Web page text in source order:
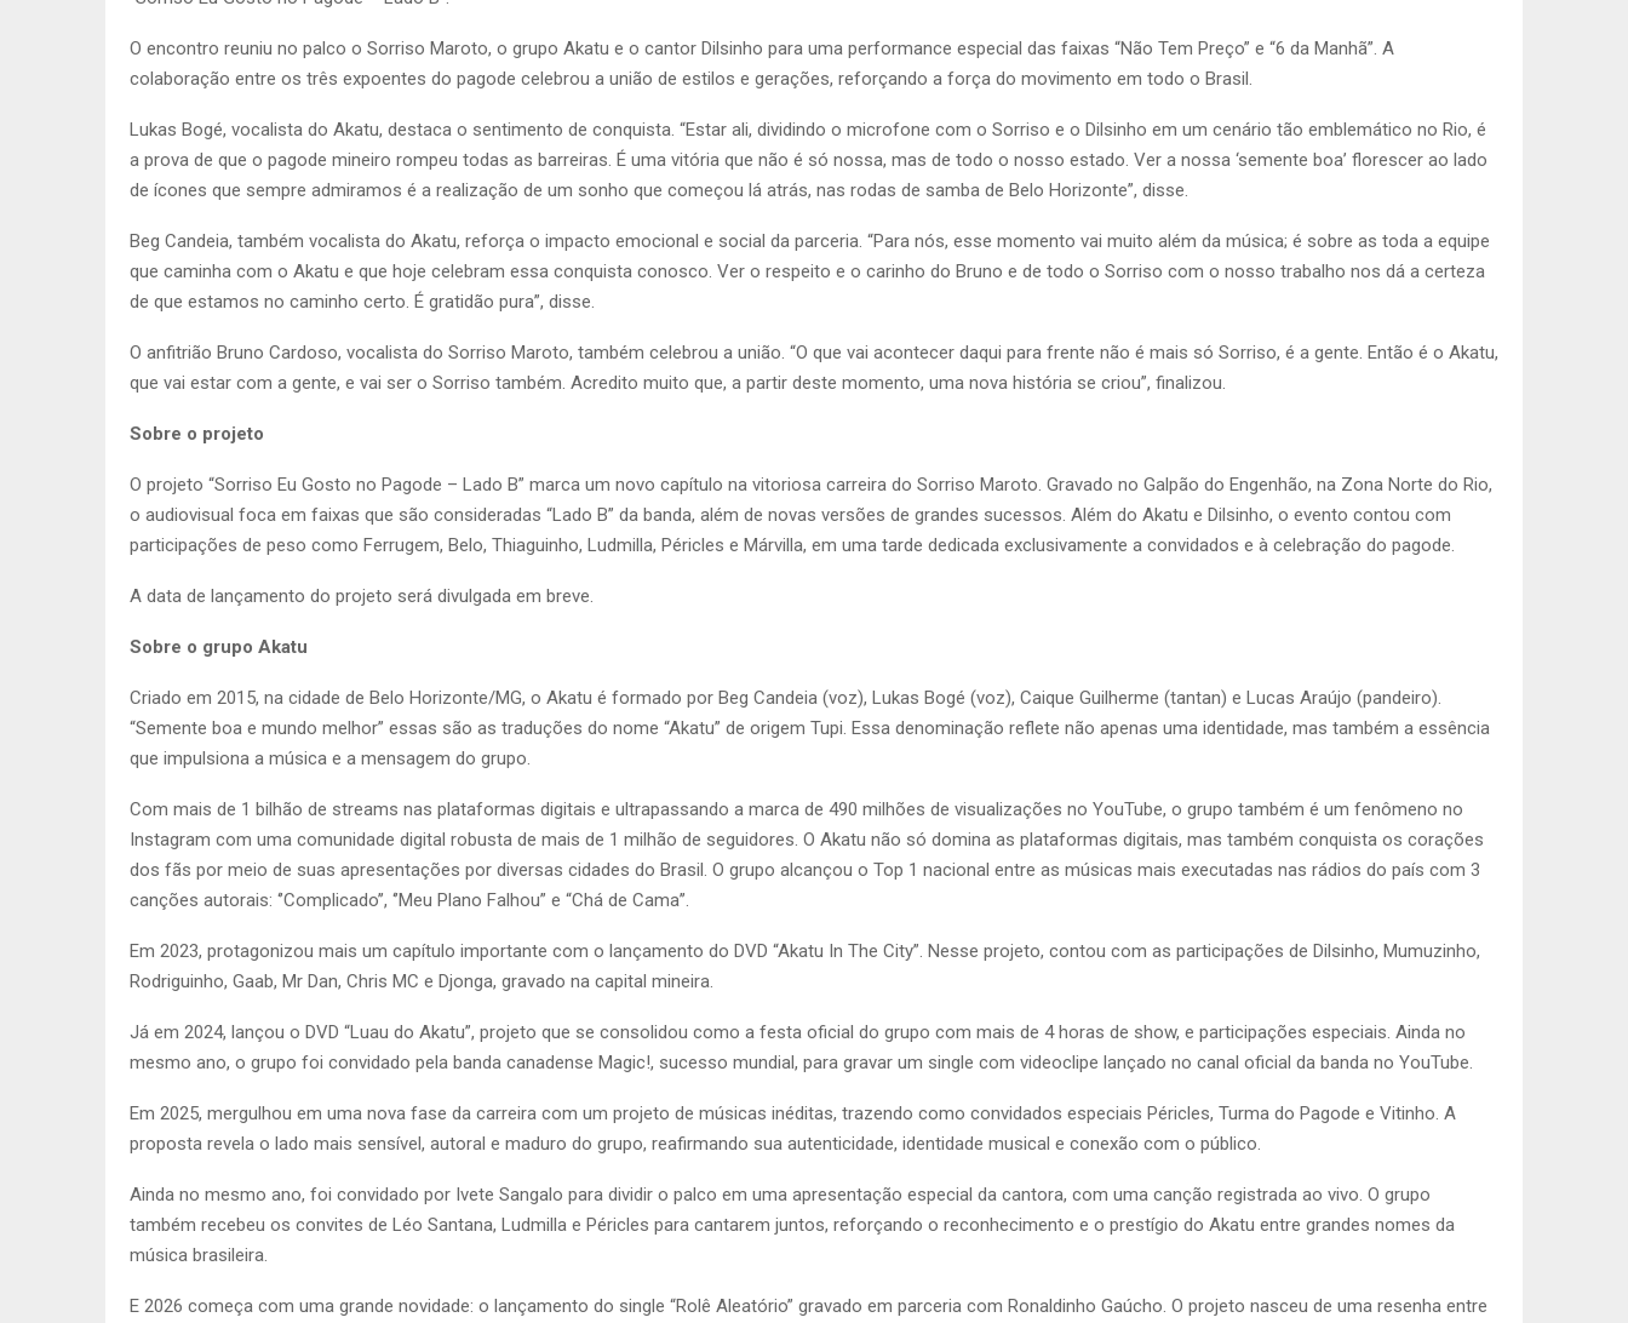
O encontro reuniu no palco o Sorriso Maroto, o grupo Akatu e o cantor Dilsinho para uma performance especial das faixas “Não Tem Preço” e “6 da Manhã”. A
colaboração entre os três expoentes do pagode celebrou a união de estilos e gerações, reforçando a força do movimento em todo o Brasil.
Lukas Bogé, vocalista do Akatu, destaca o sentimento de conquista. “Estar ali, dividindo o microfone com o Sorriso e o Dilsinho em um cenário tão emblemático no Rio, é
a prova de que o pagode mineiro rompeu todas as barreiras. É uma vitória que não é só nossa, mas de todo o nosso estado. Ver a nossa ‘semente boa’ florescer ao lado
de ícones que sempre admiramos é a realização de um sonho que começou lá atrás, nas rodas de samba de Belo Horizonte”, disse.
Beg Candeia, também vocalista do Akatu, reforça o impacto emocional e social da parceria. “Para nós, esse momento vai muito além da música; é sobre as toda a equipe
que caminha com o Akatu e que hoje celebram essa conquista conosco. Ver o respeito e o carinho do Bruno e de todo o Sorriso com o nosso trabalho nos dá a certeza
de que estamos no caminho certo. É gratidão pura”, disse.
O anfitrião Bruno Cardoso, vocalista do Sorriso Maroto, também celebrou a união. “O que vai acontecer daqui para frente não é mais só Sorriso, é a gente. Então é o Akatu,
que vai estar com a gente, e vai ser o Sorriso também. Acredito muito que, a partir deste momento, uma nova história se criou”, finalizou.
Sobre o projeto
O projeto “Sorriso Eu Gosto no Pagode – Lado B” marca um novo capítulo na vitoriosa carreira do Sorriso Maroto. Gravado no Galpão do Engenhão, na Zona Norte do Rio,
o audiovisual foca em faixas que são consideradas “Lado B” da banda, além de novas versões de grandes sucessos. Além do Akatu e Dilsinho, o evento contou com
participações de peso como Ferrugem, Belo, Thiaguinho, Ludmilla, Péricles e Márvilla, em uma tarde dedicada exclusivamente a convidados e à celebração do pagode.
A data de lançamento do projeto será divulgada em breve.
Sobre o grupo Akatu
Criado em 2015, na cidade de Belo Horizonte/MG, o Akatu é formado por Beg Candeia (voz), Lukas Bogé (voz), Caique Guilherme (tantan) e Lucas Araújo (pandeiro).
“Semente boa e mundo melhor” essas são as traduções do nome “Akatu” de origem Tupi. Essa denominação reflete não apenas uma identidade, mas também a essência
que impulsiona a música e a mensagem do grupo.
Com mais de 1 bilhão de streams nas plataformas digitais e ultrapassando a marca de 490 milhões de visualizações no YouTube, o grupo também é um fenômeno no
Instagram com uma comunidade digital robusta de mais de 1 milhão de seguidores. O Akatu não só domina as plataformas digitais, mas também conquista os corações
dos fãs por meio de suas apresentações por diversas cidades do Brasil. O grupo alcançou o Top 1 nacional entre as músicas mais executadas nas rádios do país com 3
canções autorais: ‘’Complicado’’, ‘’Meu Plano Falhou” e “Chá de Cama’’.
Em 2023, protagonizou mais um capítulo importante com o lançamento do DVD “Akatu In The City”. Nesse projeto, contou com as participações de Dilsinho, Mumuzinho,
Rodriguinho, Gaab, Mr Dan, Chris MC e Djonga, gravado na capital mineira.
Já em 2024, lançou o DVD “Luau do Akatu”, projeto que se consolidou como a festa oficial do grupo com mais de 4 horas de show, e participações especiais. Ainda no
mesmo ano, o grupo foi convidado pela banda canadense Magic!, sucesso mundial, para gravar um single com videoclipe lançado no canal oficial da banda no YouTube.
Em 2025, mergulhou em uma nova fase da carreira com um projeto de músicas inéditas, trazendo como convidados especiais Péricles, Turma do Pagode e Vitinho. A
proposta revela o lado mais sensível, autoral e maduro do grupo, reafirmando sua autenticidade, identidade musical e conexão com o público.
Ainda no mesmo ano, foi convidado por Ivete Sangalo para dividir o palco em uma apresentação especial da cantora, com uma canção registrada ao vivo. O grupo
também recebeu os convites de Léo Santana, Ludmilla e Péricles para cantarem juntos, reforçando o reconhecimento e o prestígio do Akatu entre grandes nomes da
música brasileira.
E 2026 começa com uma grande novidade: o lançamento do single “Rolê Aleatório” gravado em parceria com Ronaldinho Gaúcho. O projeto nasceu de uma resenha entre